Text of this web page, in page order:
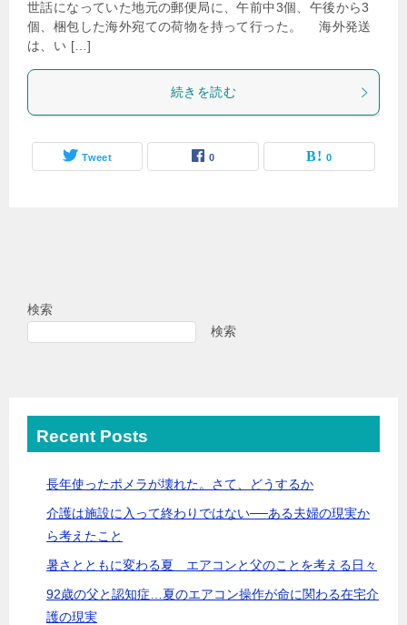
世話になっていた地元の郵便局に、午前中3個、午後から3
個、梱包した海外宛ての荷物を持って行った。 海外発送
は、い […]
続きを読む
Tweet 0 0
検索
検索
Recent Posts
長年使ったポメラが壊れた。さて、どうするか
介護は施設に入って終わりではない──ある夫婦の現実か
ら考えたこと
暑さとともに変わる夏 エアコンと父のことを考える日々
92歳の父と認知症…夏のエアコン操作が命に関わる在宅介
護の現実